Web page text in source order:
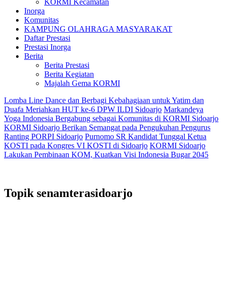
KORMI Kecamatan
Inorga
Komunitas
KAMPUNG OLAHRAGA MASYARAKAT
Daftar Prestasi
Prestasi Inorga
Berita
Berita Prestasi
Berita Kegiatan
Majalah Gema KORMI
Lomba Line Dance dan Berbagi Kebahagiaan untuk Yatim dan
Duafa Meriahkan HUT ke-6 DPW ILDI Sidoarjo Markandeya
Yoga Indonesia Bergabung sebagai Komunitas di KORMI Sidoarjo
KORMI Sidoarjo Berikan Semangat pada Pengukuhan Pengurus
Ranting PORPI Sidoarjo Purnomo SR Kandidat Tunggal Ketua
KOSTI pada Kongres VI KOSTI di Sidoarjo KORMI Sidoarjo
Lakukan Pembinaan KOM, Kuatkan Visi Indonesia Bugar 2045
Topik senamterasidoarjo